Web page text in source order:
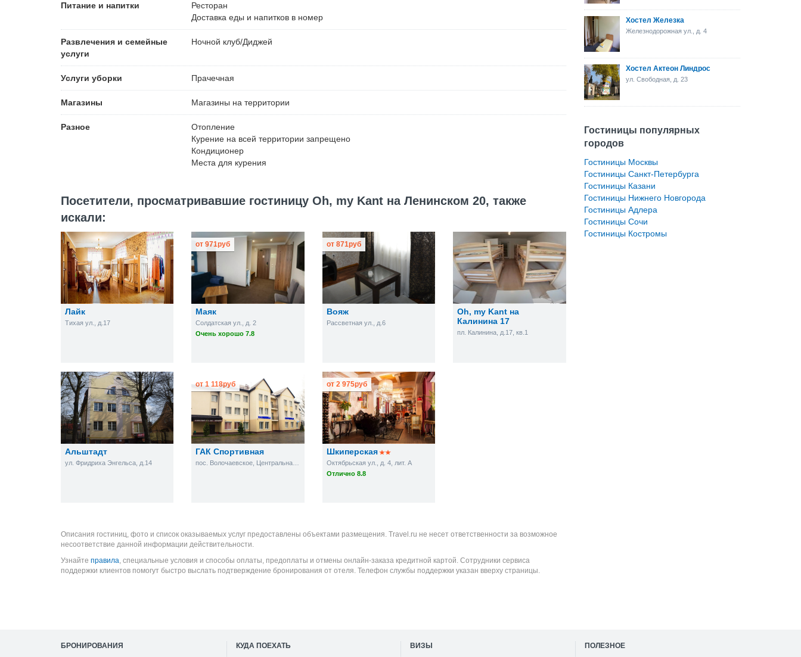
Питание и напитки
Ресторан
Доставка еды и напитков в номер
Развлечения и семейные
услуги
Ночной клуб/Диджей
Услуги уборки Прачечная
Магазины Магазины на территории
Разное
Отопление
Курение на всей территории запрещено
Кондиционер
Места для курения
Посетители, просматривавшие гостиницу Oh, my Kant на Ленинском 20, также
искали:
Лайк
Тихая ул., д.17
Маяк
Солдатская ул., д. 2
Очень хорошо 7.8
от971руб
Вояж
Рассветная ул., д.6
от 871руб
Oh, my Kant на
Калинина 17
пл. Калинина, д.17, кв.1
Альштадт
ул. Фридриха Энгельса, д.14
ГАК Спортивная
от1 118руб
Шкиперская
Октябрьская ул., д. 4, лит. А
Отлично 8.8
от 2 975руб
Описания гостиниц, фото и список оказываемых услуг предоставлены объектами размещения. Travel.ru не несет ответственности за возможное
несоответствие данной информации действительности.
Узнайте правила, специальные условия и способы оплаты, предоплаты и отмены онлайн-заказа кредитной картой. Сотрудники сервиса
поддержки клиентов помогут быстро выслать подтверждение бронирования от отеля. Телефон службы поддержки указан вверху страницы.
Хостел Железка
Железнодорожная ул., д. 4
Хостел Актеон Линдрос
ул. Свободная, д. 23
Гостиницы популярных
городов
Гостиницы Москвы
Гостиницы Санкт-Петербурга
Гостиницы Казани
Гостиницы Нижнего Новгорода
Гостиницы Адлера
Гостиницы Сочи
Гостиницы Костромы
БРОНИРОВАНИЯ КУДА ПОЕХАТЬ ВИЗЫ ПОЛЕЗНОЕ